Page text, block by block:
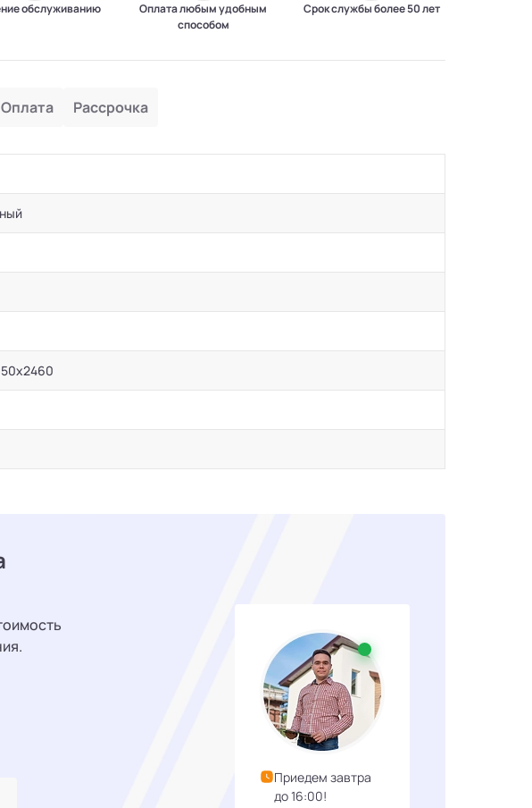
обслуживанию
Оплата любым удобным
способом
Срок службы более 50 лет
Оплата Рассрочка
Приедем завтра
до 16:00!